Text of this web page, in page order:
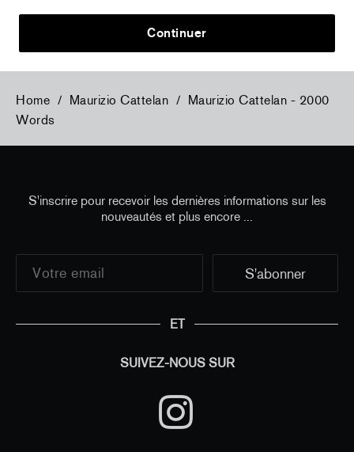
Home / Maurizio Cattelan / Maurizio Cattelan - 2000
Words
S'inscrire pour recevoir les dernières informations sur les
nouveautés et plus encore ...
ET
SUIVEZ-NOUS SUR
Continuer